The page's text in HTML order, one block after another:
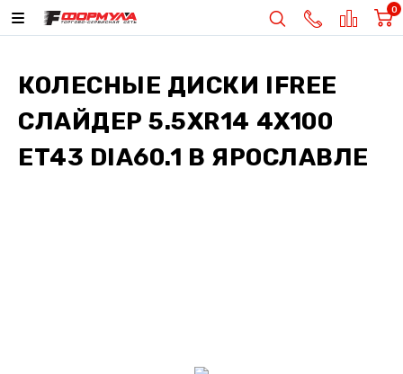
0
КОЛЕСНЫЕ ДИСКИ IFREE
СЛАЙДЕР 5.5XR14 4X100
ET43 DIA60.1 В ЯРОСЛАВЛЕ